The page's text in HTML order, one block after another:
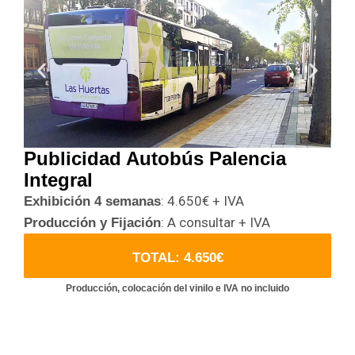
Publicidad Autobús Palencia
Integral
Exhibición 4 semanas: 4.650€ + IVA
Producción y Fijación: A consultar + IVA
TOTAL: 4.650€
Producción, colocación del vinilo e IVA no incluido